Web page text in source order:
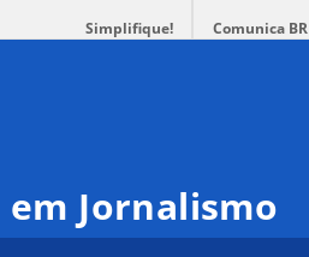
Simplifique! Comunica BR
Jornalismo